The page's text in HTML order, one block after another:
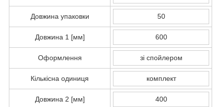
Довжина упаковки 50
Довжина 1 [мм] 600
Оформлення зі спойлером
Кількісна одиниця комплект
Довжина 2 [мм] 400